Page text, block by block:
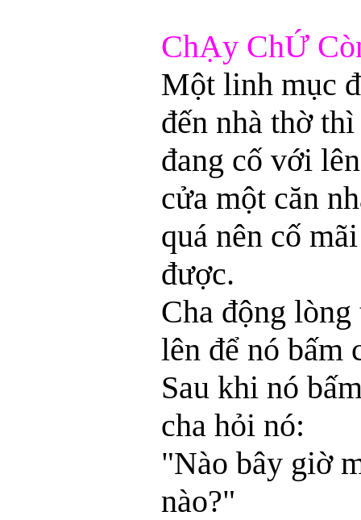
ChẠy ChỨ
Một linh mục
đến nhà thờ
đang cố với
cửa một căn
quá nên cố
được.
Cha động
lên để nó bấm
Sau khi nó
cha hỏi nó:
"Nào bây giờ
nào?"